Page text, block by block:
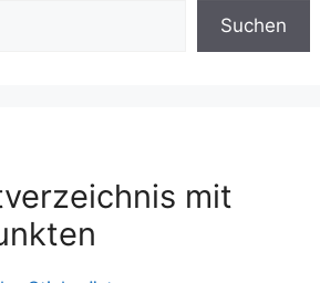
Suchen
mit